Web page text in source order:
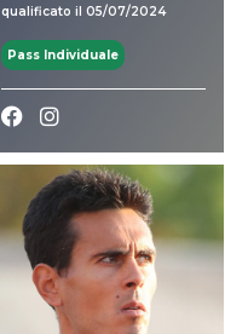
qualificato il 05/07/2024
Pass Individuale